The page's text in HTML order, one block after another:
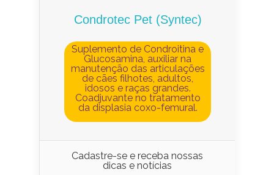
Condrotec Pet (Syntec)
Suplemento de Condroitina e
Glucosamina, auxiliar na
manutenção das articulações
de cães filhotes, adultos,
idosos e raças grandes.
Coadjuvante no tratamento
da displasia coxo-femural.
Cadastre-se e receba nossas
dicas e notícias